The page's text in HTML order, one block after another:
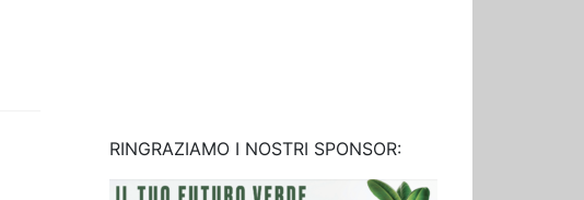
RINGRAZIAMO I NOSTRI SPONSOR: